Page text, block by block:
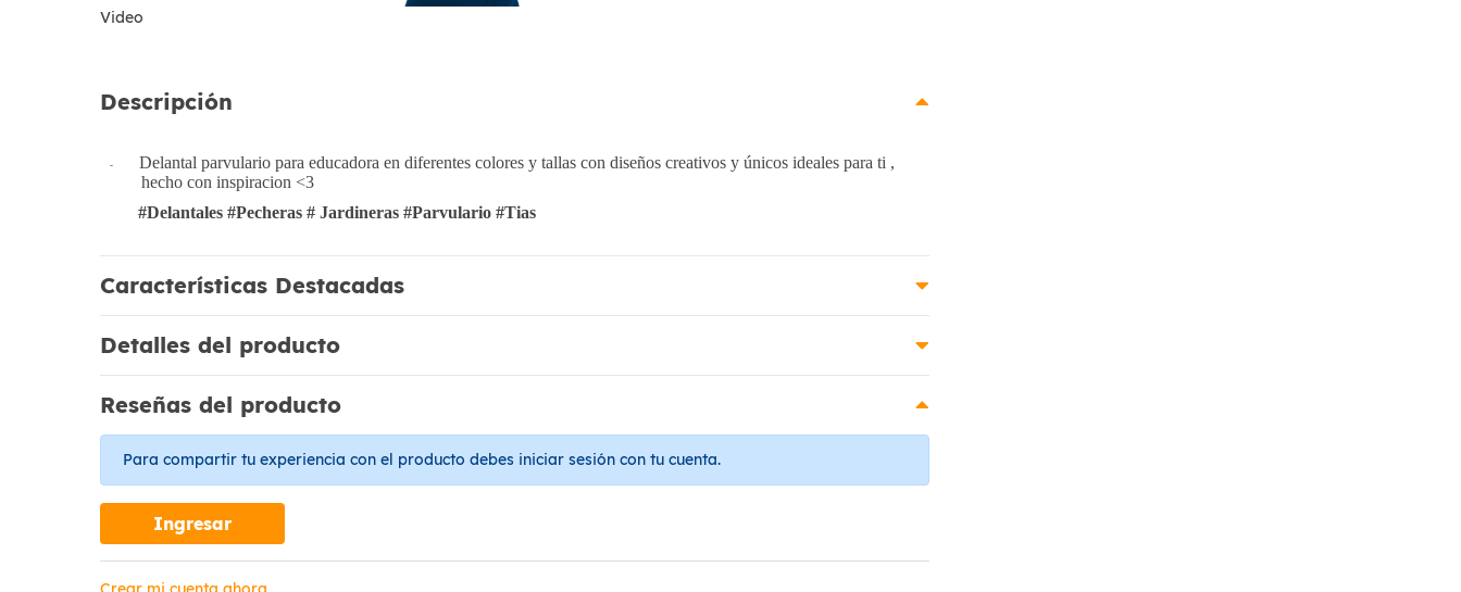
Video
Descripción
-
Delantal parvulario para educadora en diferentes colores y tallas con diseños creativos y únicos ideales para ti ,
hecho con inspiracion <3
#Delantales #Pecheras # Jardineras #Parvulario #Tias
Características Destacadas
Detalles del producto
Reseñas del producto
Para compartir tu experiencia con el producto debes iniciar sesión con tu cuenta.
Ingresar